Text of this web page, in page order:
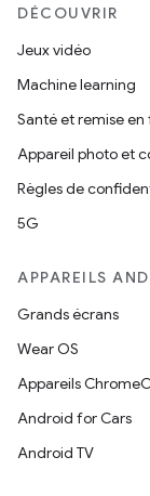
DÉCOUVRIR
Jeux vidéo
Machine learning
Santé et remise
Appareil photo et
Règles de
5G
APPAREILS
Grands écrans
Wear OS
Appareils
Android for Cars
Android TV